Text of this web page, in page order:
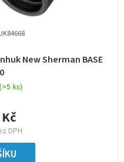
New Sherman BASE
(>5 ks)
DPH